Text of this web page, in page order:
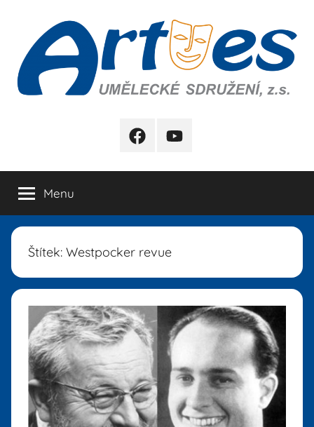
obsahu
FB YB
Menu
Štítek: Westpocker revue